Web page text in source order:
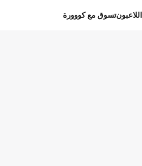
اللاعبونتسوق مع كووورة